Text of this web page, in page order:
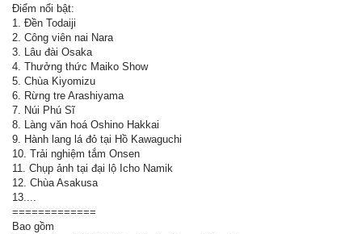
Điểm nổi bật:
1. Đền Todaiji
2. Công viên nai Nara
3. Lâu đài Osaka
4. Thưởng thức Maiko Show
5. Chùa Kiyomizu
6. Rừng tre Arashiyama
7. Núi Phú Sĩ
8. Làng văn hoá Oshino Hakkai
9. Hành lang lá đỏ tại Hồ Kawaguchi
10. Trải nghiệm tắm Onsen
11. Chụp ảnh tại đại lộ Icho Namik
12. Chùa Asakusa
13....
=============
Bao gồm